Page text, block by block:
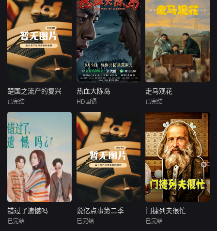
该片从道光萧条引
发的社会危机开
始，到1920年中国
共产党成立前夕的
百年中国历史，紧
扣中国从封建改良
走向民主革命的时
代转折，划分思想
启蒙、洋务自救、
维新变法、辛亥革
命四大叙事板块，
史上接续涌现的陶
澍、魏源、曾国
藩、谭嗣同、黄兴
等人才群体层层递
进的救国实践，清
晰展现近代中国从
救王朝、破帝制到
建共和的历史性转
折，折射出近代中
国的深刻变革和中
华传统文化的嬗变
更新。
瑞恩·艾伦
一个美丽的小镇出
现了一位神秘的冰
淇淋小贩，他所供
应的美味冰品让孩
子们疯狂，全镇因
此陷入失控……
当灾难发生时，来
自太空的“眼睛”，
能否比地面上的人
类更早发现真相？
《从太空看地球：
灾难篇》将镜头升
至数百公里外的太
空，借助卫星遥
感、热成像、雷达
监测与地面调查，
重新解析近年来震
难。从火山喷发、
海啸、野火与飓
风，到火车脱轨、
桥梁坍塌、核泄漏
与化学爆炸，每一
次毁灭背后，都隐
藏着肉眼无法察觉
的危险信号。2022
年汤加火山为何突
然爆发？2023年毛
伊岛大火如何在短
时间内吞噬整座城
楚国之流产的复兴
深度聚焦楚国在历
史长河中几次试图
复兴却功亏一篑的
关键节点。纪录片
通过详实史料与生
动影像，回溯楚国
在面临内忧外患时
的艰难挣扎。楚悼
王时期，吴起变法
曾给楚国带来富国
强兵的曙光，却因
楚国之流产的复兴
已完结
热血大陈岛
曹阳明珠
范事成
影片以大陈岛
垦荒历史为创作底
色，在尊重历史真
实性的前提下，以
年轻化、科技化的
光影语言活化红色
记忆，生动诠释了
“艰苦创业、奋发图
强、无私奉献、开
热血大陈岛
HD国语
走马观花
张越宁
新波，丁大宁，郭
华，程依慕他们毕
业于同一所大学。
他们和很多年轻人
一样，自以为是，
敏感脆弱，没有被
认可的才华。他们
来自不同的地方，
却有一个共同的愿
望“出人头地”。在
走马观花
已完结
错过了遗憾吗
错过了遗憾吗
已完结
说亿点事第二季
说亿点事第二季
已完结
门捷列夫很忙
门捷列夫很忙
已完结